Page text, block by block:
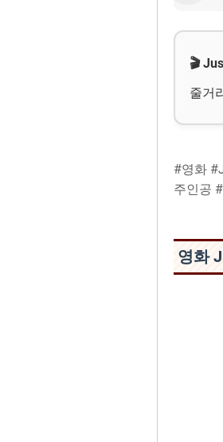
🎬
줄거
#영화
주인공
영화